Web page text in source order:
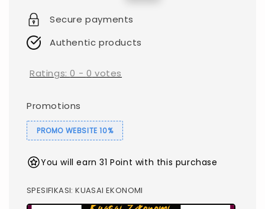
Secure payments
Authentic products
Ratings:0 - 0 votes
Promotions
PROMO WEBSITE 10%
You will earn 31 Point with this purchase
SPESIFIKASI: KUASAI EKONOMI